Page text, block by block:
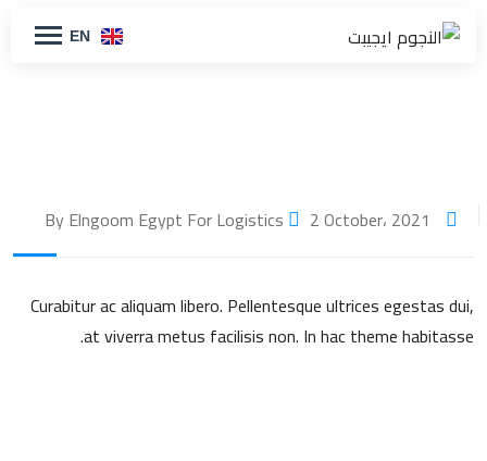
EN
2 October، 2021
Curabitur ac aliquam libero. Pellentesque ultrices egestas dui,
at viverra metus facilisis non. In hac theme habitasse.